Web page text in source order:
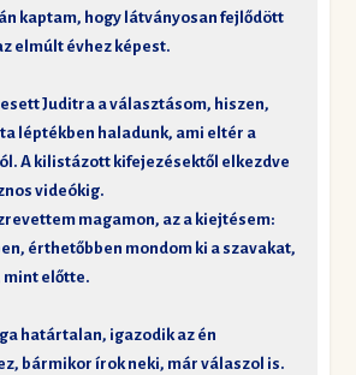
kaptam, hogy látványosan fejlődött
elmúlt évhez képest.
Juditra a választásom, hiszen,
léptékben haladunk, ami eltér a
A kilistázott kifejezésektől elkezdve
videókig.
magamon, az a kiejtésem:
érthetőbben mondom ki a szavakat,
mint előtte.
határtalan, igazodik az én
bármikor írok neki, már válaszol is.